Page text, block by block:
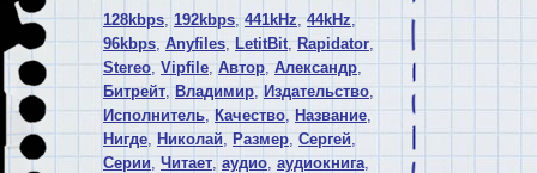
128kbps, 192kbps, 441kHz, 44kHz,
96kbps, Anyfiles, LetitBit, Rapidator,
Stereo, Vipfile, Автор, Александр,
Битрейт, Владимир, Издательство,
Исполнитель, Качество, Название,
Нигде, Николай, Размер, Сергей,
Серии,Читает, аудио, аудиокнига,